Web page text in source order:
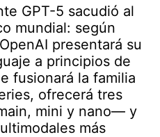
GPT-5 sacudió al
mundial: según
presentará su
a principios de
fusionará la familia
ofrecerá tres
mini y nano— y
más